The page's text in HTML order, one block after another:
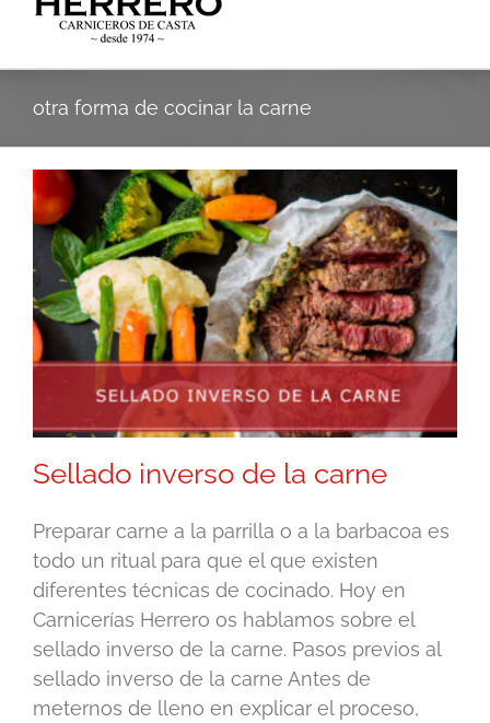
otra forma de cocinar la carne
Sellado inverso de la carne
Preparar carne a la parrilla o a la barbacoa es
todo un ritual para que el que existen
diferentes técnicas de cocinado. Hoy en
Carnicerías Herrero os hablamos sobre el
sellado inverso de la carne. Pasos previos al
sellado inverso de la carne Antes de
meternos de lleno en explicar el proceso,